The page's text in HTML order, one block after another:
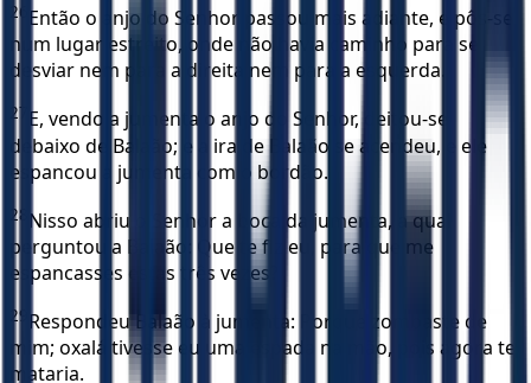
26 Então o anjo do Senhor passou mais adiante, e pôs-se
num lugar estreito, onde não havia caminho para se
desviar nem para a direita nem para a esquerda.
27 E, vendo a jumenta o anjo do Senhor, deitou-se
debaixo de Balaão; e a ira de Balaão se acendeu, e ele
espancou a jumenta com o bordão.
28 Nisso abriu o Senhor a boca da jumenta, a qual
perguntou a Balaão: Que te fiz eu, para que me
espancasses estas três vezes?
29 Respondeu Balaão à jumenta: Porque zombaste de
mim; oxalá tivesse eu uma espada na mão, pois agora te
mataria.